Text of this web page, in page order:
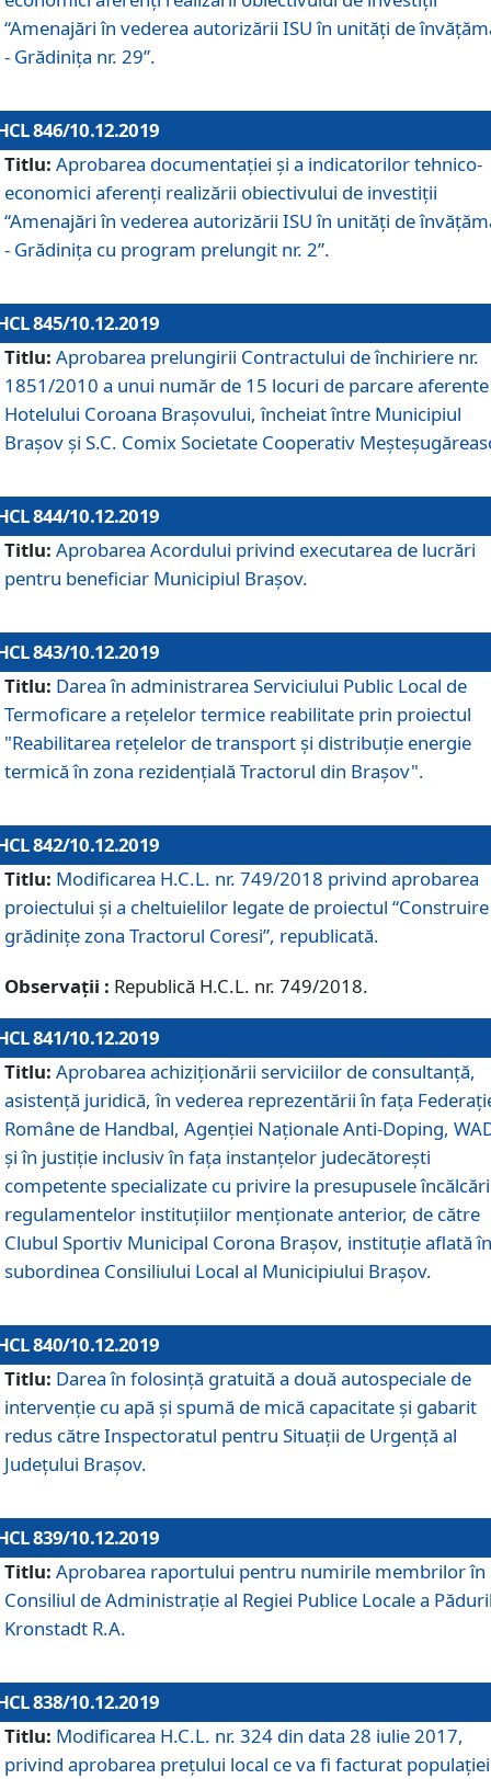
“Amenajări în vederea autorizării ISU în unități de
- Grădinița nr. 29”.
846/10.12.2019
Titlu: Aprobarea documentației și a indicatorilor tehnico-
economici aferenți realizării obiectivului de investiții
“Amenajări în vederea autorizării ISU în unități de
- Grădinița cu program prelungit nr. 2”.
845/10.12.2019
Titlu: Aprobarea prelungirii Contractului de închiriere nr.
1851/2010 a unui număr de 15 locuri de parcare aferente
Hotelului Coroana Brașovului, încheiat între Municipiul
Braşov şi S.C. Comix Societate Cooperativ
844/10.12.2019
Titlu: Aprobarea Acordului privind executarea de lucrări
pentru beneficiar Municipiul Brașov.
843/10.12.2019
Titlu: Darea în administrarea Serviciului Public Local de
Termoficare a rețelelor termice reabilitate prin proiectul
"Reabilitarea reţelelor de transport şi distribuţie energie
termică în zona rezidenţială Tractorul din Braşov".
842/10.12.2019
Titlu: Modificarea H.C.L. nr. 749/2018 privind aprobarea
proiectului și a cheltuielilor legate de proiectul “Construire
grădinițe zona Tractorul Coresi”, republicată.
Observații : Republică H.C.L. nr. 749/2018.
841/10.12.2019
Titlu: Aprobarea achiziționării serviciilor de consultanță,
asistență juridică, în vederea reprezentării în fața
Române de Handbal, Agenției Naționale Anti-Doping,
și în justiție inclusiv în fața instanțelor judecătorești
competente specializate cu privire la presupusele
regulamentelor instituțiilor menționate anterior, de către
Clubul Sportiv Municipal Corona Braşov, instituție aflată în
subordinea Consiliului Local al Municipiului Brașov.
840/10.12.2019
Titlu: Darea în folosință gratuită a două autospeciale de
intervenție cu apă și spumă de mică capacitate și gabarit
redus către Inspectoratul pentru Situaţii de Urgenţă al
Judeţului Brașov.
839/10.12.2019
Titlu: Aprobarea raportului pentru numirile membrilor în
Consiliul de Administraţie al Regiei Publice Locale a
Kronstadt R.A.
838/10.12.2019
Titlu: Modificarea H.C.L. nr. 324 din data 28 iulie 2017,
privind aprobarea preţului local ce va fi facturat